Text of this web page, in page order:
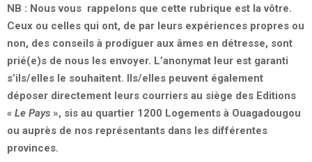
NB : Nous vous rappelons que cette rubrique est la vôtre.
Ceux ou celles qui ont, de par leurs expériences propres ou
non, des conseils à prodiguer aux âmes en détresse, sont
prié(e)s de nous les envoyer. L’anonymat leur est garanti
s’ils/elles le souhaitent. Ils/elles peuvent également
déposer directement leurs courriers au siège des Editions
« Le Pays », sis au quartier 1200 Logements à Ouagadougou
ou auprès de nos représentants dans les différentes
provinces.